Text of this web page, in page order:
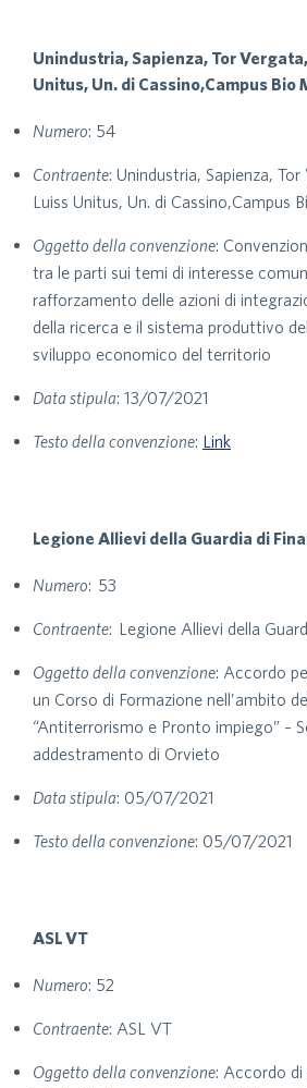
Unindustria, Sapienza, Tor
Unitus, Un. di Cassino,Campus Bio
Numero: 54
Contraente: Unindustria, Sapienza,
Luiss Unitus, Un. di Cassino,Campus
Oggetto della convenzione:
tra le parti sui temi di interesse
rafforzamento delle azioni di
della ricerca e il sistema produttivo
sviluppo economico del territorio
Data stipula: 13/07/2021
Testo della convenzione: Link
Legione Allievi della Guardia di
Numero: 53
Contraente: Legione Allievi della
Oggetto della convenzione: Accordo
un Corso di Formazione nell’ambito
“Antiterrorismo e Pronto impiego” –
addestramento di Orvieto
Data stipula: 05/07/2021
Testo della convenzione: 05/07/2021
ASL VT
Numero: 52
Contraente: ASL VT
Oggetto della convenzione: Accordo di